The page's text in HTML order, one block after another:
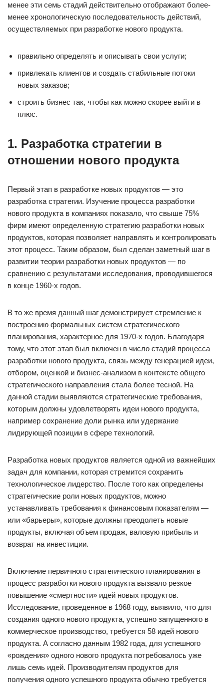
менее эти семь стадий действительно отображают более-
менее хронологическую последовательность действий,
осуществляемых при разработке нового продукта.
правильно определять и описывать свои услуги;
привлекать клиентов и создать стабильные потоки
новых заказов;
строить бизнес так, чтобы как можно скорее выйти в
плюс.
1. Разработка стратегии в
отношении нового продукта
Первый этап в разработке новых продуктов — это
разработка стратегии. Изучение процесса разработки
нового продукта в компаниях показало, что свыше 75%
фирм имеют определенную стратегию разработки новых
продуктов, которая позволяет направлять и контролировать
этот процесс. Таким образом, был сделан заметный шаг в
развитии теории разработки новых продуктов — по
сравнению с результатами исследования, проводившегося
в конце 1960-х годов.
В то же время данный шаг демонстрирует стремление к
построению формальных систем стратегического
планирования, характерное для 1970-х годов. Благодаря
тому, что этот этап был включен в число стадий процесса
разработки нового продукта, связь между генерацией идеи,
отбором, оценкой и бизнес-анализом в контексте общего
стратегического направления стала более тесной. На
данной стадии выявляются стратегические требования,
которым должны удовлетворять идеи нового продукта,
например сохранение доли рынка или удержание
лидирующей позиции в сфере технологий.
Разработка новых продуктов является одной из важнейших
задач для компании, которая стремится сохранить
технологическое лидерство. После того как определены
стратегические роли новых продуктов, можно
устанавливать требования к финансовым показателям —
или «барьеры», которые должны преодолеть новые
продукты, включая объем продаж, валовую прибыль и
возврат на инвестиции.
Включение первичного стратегического планирования в
процесс разработки нового продукта вызвало резкое
повышение «смертности» идей новых продуктов.
Исследование, проведенное в 1968 году, выявило, что для
создания одного нового продукта, успешно запущенного в
коммерческое производство, требуется 58 идей нового
продукта. А согласно данным 1982 года, для успешного
«рождения» одного нового продукта потребовалось уже
лишь семь идей. Производителям продуктов для
получения одного успешного продукта обычно требуется